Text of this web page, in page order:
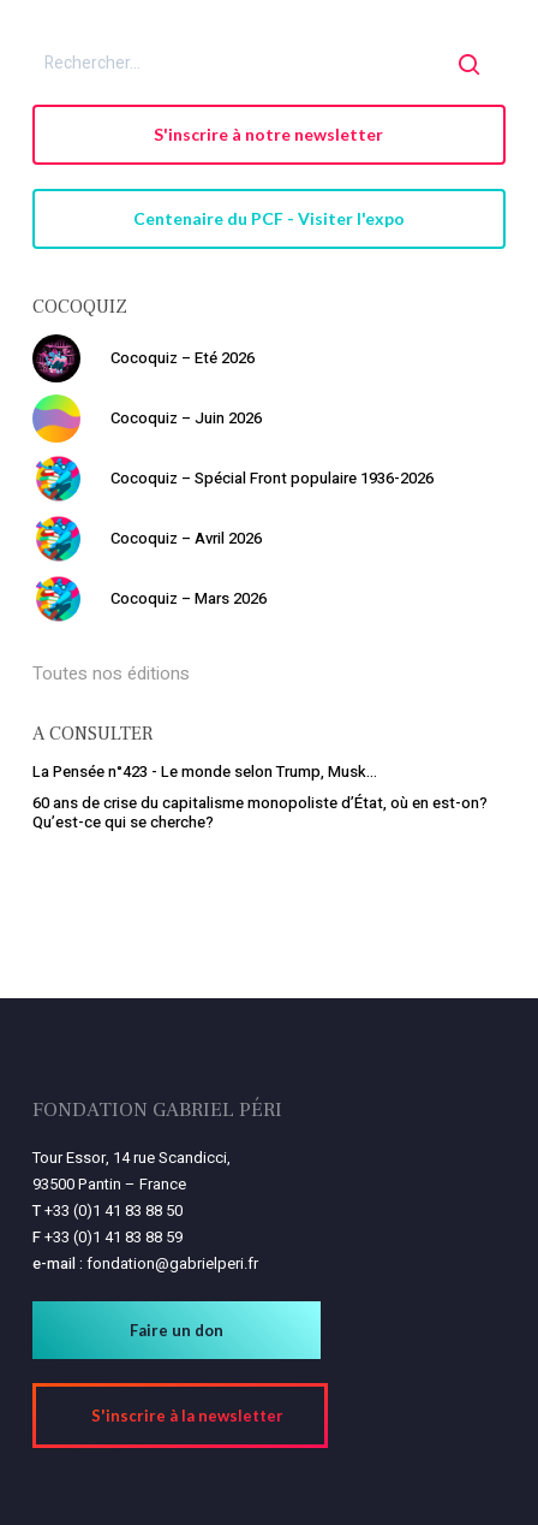
S'inscrire à notre newsletter
Centenaire du PCF - Visiter l'expo
COCOQUIZ
Cocoquiz – Eté 2026
Cocoquiz – Juin 2026
Cocoquiz – Spécial Front populaire 1936-2026
Cocoquiz – Avril 2026
Cocoquiz – Mars 2026
Toutes nos éditions
A CONSULTER
La Pensée n°423 - Le monde selon Trump, Musk...
60 ans de crise du capitalisme monopoliste d’État, où en est-on?
Qu’est-ce qui se cherche?
FONDATION GABRIEL PÉRI
Tour Essor, 14 rue Scandicci,
93500 Pantin – France
T+33 (0)1 41 83 88 50
F+33 (0)1 41 83 88 59
e-mail : fondation@gabrielperi.fr
Faire un don
S'inscrire à la newsletter